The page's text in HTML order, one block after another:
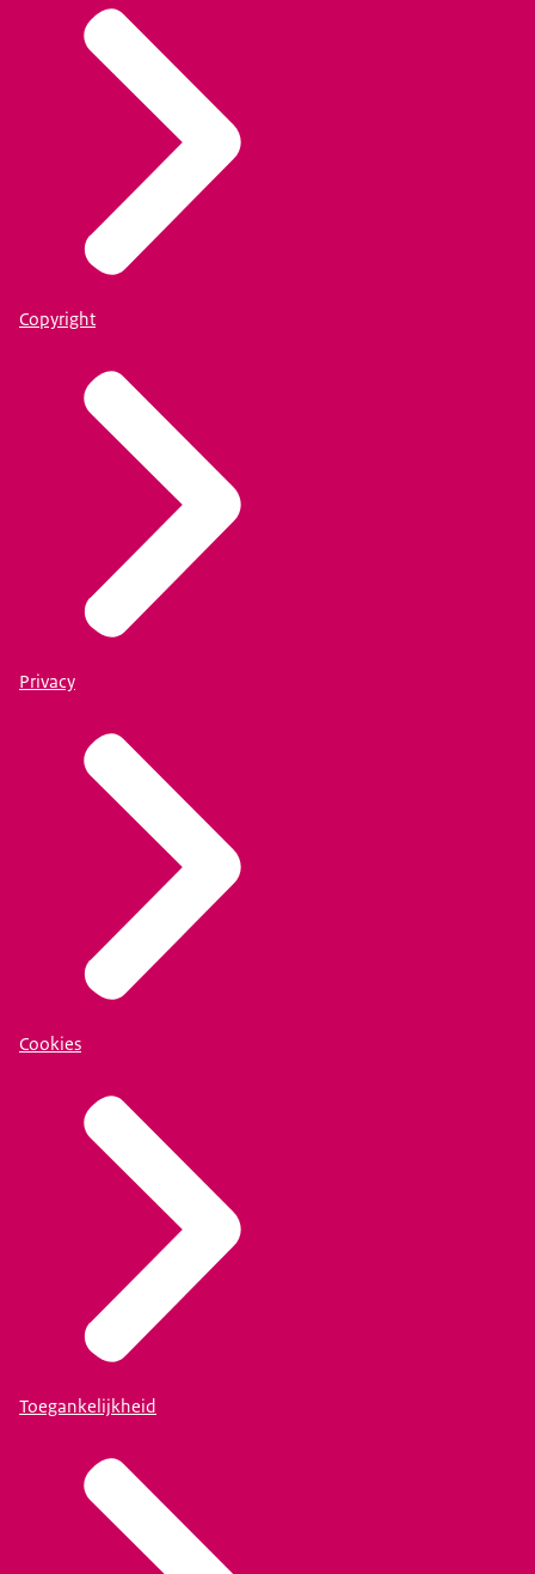
Copyright
Privacy
Cookies
Toegankelijkheid